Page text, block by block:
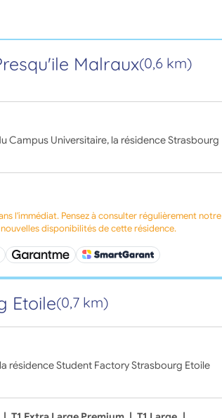
Malraux(0,6 km)
Campus Universitaire, la résidence Strasbourg
l'immédiat. Pensez à consulter régulièrement notre
disponibilités de cette résidence.
Etoile(0,7 km)
résidence Student Factory Strasbourg Etoile